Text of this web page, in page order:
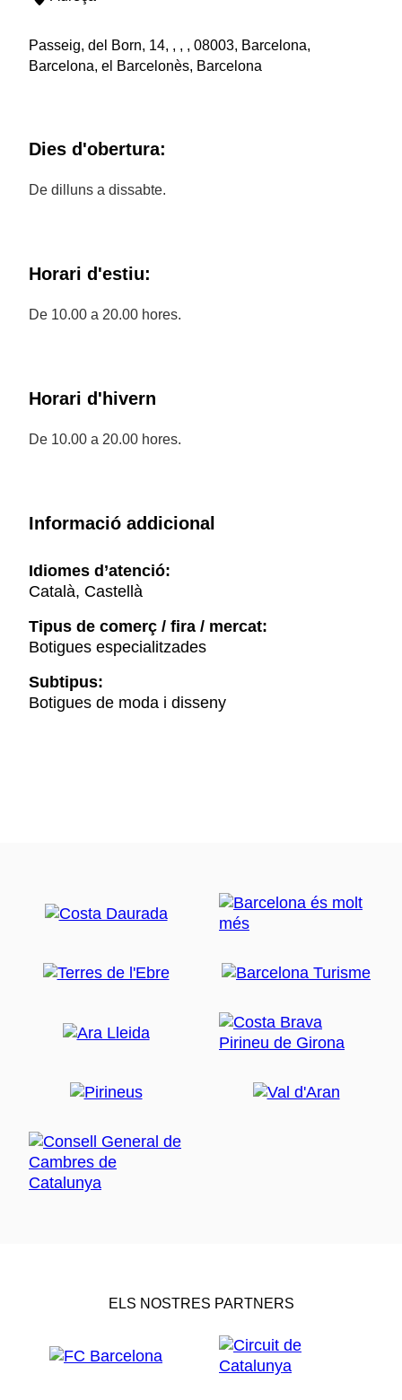
Passeig, del Born, 14, , , , 08003, Barcelona,
Barcelona, el Barcelonès, Barcelona
Dies d'obertura:
De dilluns a dissabte.
Horari d'estiu:
De 10.00 a 20.00 hores.
Horari d'hivern
De 10.00 a 20.00 hores.
Informació addicional
Idiomes d’atenció:
Català, Castellà
Tipus de comerç / fira / mercat:
Botigues especialitzades
Subtipus:
Botigues de moda i disseny
ELS NOSTRES PARTNERS